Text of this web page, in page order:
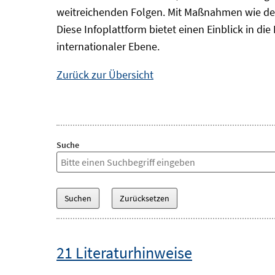
weitreichenden Folgen. Mit Maßnahmen wie
Diese Infoplattform bietet einen Einblick in
internationaler Ebene.
Zurück zur Übersicht
Suche
21 Literaturhinweise